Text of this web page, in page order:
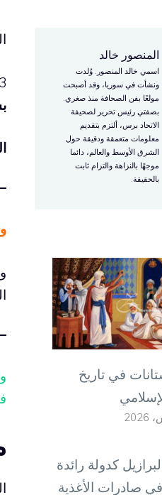
23
المنصور خالد
اسمي خالد المنصور. وُلدت
ونشأت في سوريا، وقد أصبحت
مولعًا بفن الصحافة منذ صغري.
بصفتي رئيس تحرير لصحيفة
الاتحاد برس، ألتزم بتقديم
معلومات متعمقة ودقيقة حول
الشرق الأوسط والعالم، دائما
موجهًا بالنزاهة والتزام ثابت
بالحقيقة.
في تاريخ